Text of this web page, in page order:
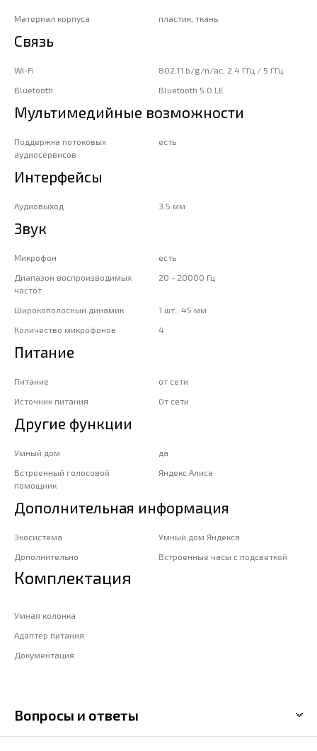
Материал корпуса пластик, ткань
Связь
Wi-Fi
802.11 b/g/n/ac, 2.4 ГГц / 5 ГГц
Bluetooth
Bluetooth 5.0 LE
Мультимедийные возможности
Поддержка потоковых
аудиосервисов
есть
Интерфейсы
Аудиовыход 3.5 мм
Звук
Микрофон
есть
Диапазон воспроизводимых
частот
20 - 20000 Гц
Широкополосный динамик
1 шт., 45 мм
Количество микрофонов
4
Питание
Питание
от сети
Источник питания
От сети
Другие функции
Умный дом
да
Встроенный голосовой
помощник
Яндекс Алиса
Дополнительная информация
Экосистема
Умный дом Яндекса
Дополнительно
Встроенные часы с подсветкой
Комплектация
Умная колонка
Адаптер питания
Документация
Вопросы и ответы